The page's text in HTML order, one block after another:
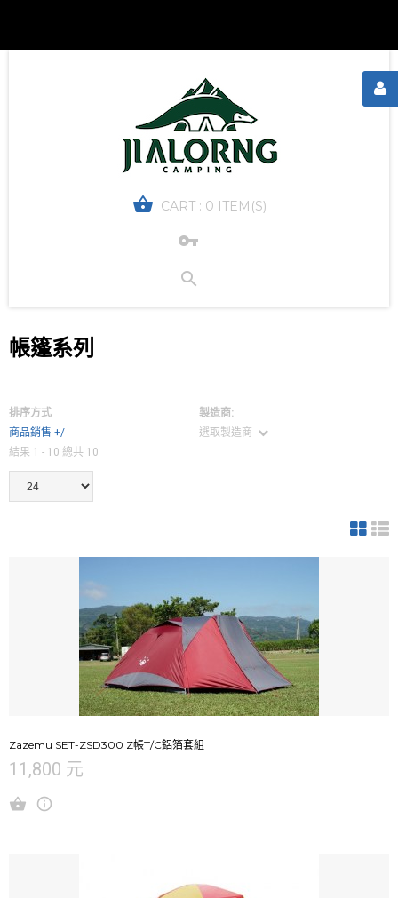
CART : 0 ITEM(S)
帳篷系列
排序方式
商品銷售 +/-
製造商:
選取製造商
結果 1 - 10 總共 10
Zazemu SET-ZSD300 Z帳T/C鋁箔套組
11,800 元